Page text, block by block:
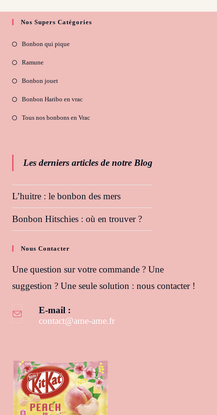
Nos Supers Catégories
Bonbon qui pique
Ramune
Bonbon jouet
Bonbon Haribo en vrac
Tous nos bonbons en Vrac
Les derniers articles de notre Blog
L’huitre : le bonbon des mers
Bonbon Hitschies : où en trouver ?
Nous Contacter
Une question sur votre commande ? Une
suggestion ? Une seule solution : nous contacter !
E-mail :
contact@ame-ame.frS’ouvre dans votre application